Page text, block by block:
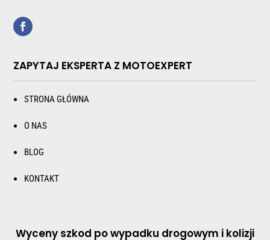
ZAPYTAJ EKSPERTA Z MOTOEXPERT
STRONA GŁÓWNA
O NAS
BLOG
KONTAKT
Wyceny szkod po wypadku drogowym i kolizji